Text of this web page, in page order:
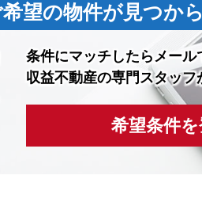
希望の物件が見つか
条件にマッチしたらメール
収益不動産の専門スタッ
希望条件